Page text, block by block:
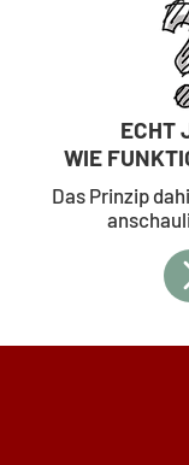
ECHT
WIE
Das Prinzip